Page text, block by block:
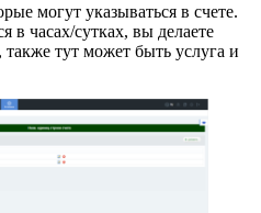
могут указываться в счете.
в часах/сутках, вы делаете
тут может быть услуга и